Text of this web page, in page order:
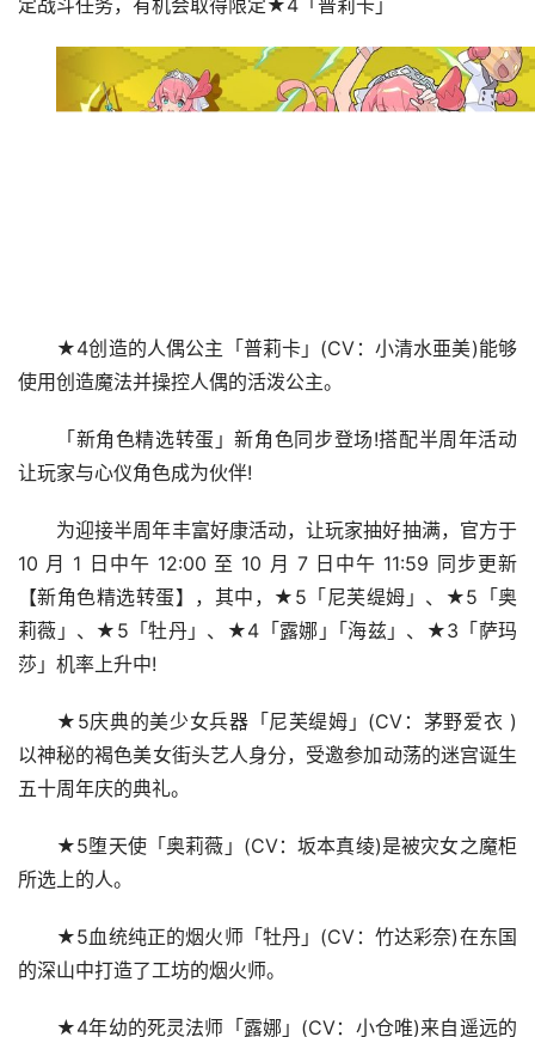
定战斗任务，有机会取得限定★4「普莉卡」
★4创造的人偶公主「普莉卡」(CV：小清水亜美)能够
使用创造魔法并操控人偶的活泼公主。
「新角色精选转蛋」新角色同步登场!搭配半周年活动
让玩家与心仪角色成为伙伴!
为迎接半周年丰富好康活动，让玩家抽好抽满，官方于
10 月 1 日中午 12:00 至 10 月 7 日中午 11:59 同步更新
【新角色精选转蛋】，其中，★5「尼芙缇姆」、★5「奥
莉薇」、★5「牡丹」、★4「露娜」｢海兹」、★3「萨玛
莎」机率上升中!
★5庆典的美少女兵器「尼芙缇姆」(CV：茅野爱衣 )
以神秘的褐色美女街头艺人身分，受邀参加动荡的迷宫诞生
五十周年庆的典礼。
★5堕天使「奥莉薇」(CV：坂本真绫)是被灾女之魔柜
所选上的人。
★5血统纯正的烟火师「牡丹」(CV：竹达彩奈)在东国
的深山中打造了工坊的烟火师。
★4年幼的死灵法师「露娜」(CV：小仓唯)来自遥远的